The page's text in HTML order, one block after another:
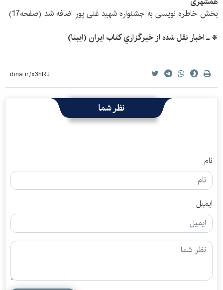
بخش خاطره نویسی به جشنواره شهید غنی پور اضافه شد (صفحه17)
* ـ اخبار نقل شده از خبرگزاري كتاب ايران (ايبنا)
نظر شما
نام
ایمیل